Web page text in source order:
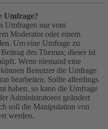
Umfrage?
Umfragen nur vom
Moderator oder einem
Um eine Umfrage zu
des Themas; dieser ist
Wenn niemand eine
Benutzer die Umfrage
bearbeiten. Sollte allerdings
haben, so kann die Umfrage
Administratoren geändert
soll die Manipulation von
werden.